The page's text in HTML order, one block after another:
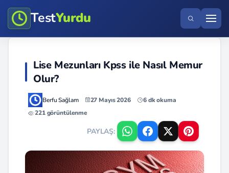
TestYurdu
Lise Mezunları Kpss ile Nasıl Memur
Olur?
Berfu Sağlam 27 Mayıs 2026
6 dk okuma
221 görüntülenme
PAYLAŞ: